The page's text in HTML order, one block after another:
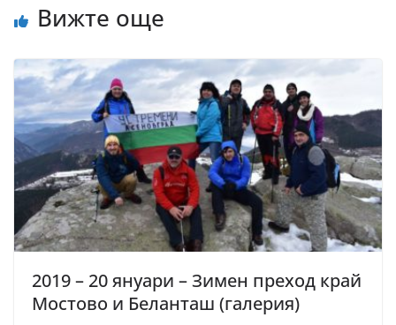
Вижте още
2019 – 20 януари – Зимен преход край
Мостово и Беланташ (галерия)